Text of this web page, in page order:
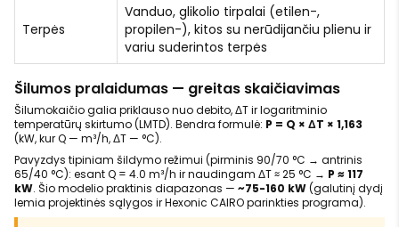
Terpės
Vanduo, glikolio tirpalai (etilen-,
propilen-), kitos su nerūdijančiu plienu ir
variu suderintos terpės
Šilumos pralaidumas — greitas skaičiavimas
Šilumokaičio galia priklauso nuo debito, ΔT ir logaritminio
temperatūrų skirtumo (LMTD). Bendra formulė: P = Q × ΔT × 1,163
(kW, kur Q — m³/h, ΔT — °C).
Pavyzdys tipiniam šildymo režimui (pirminis 90/70 °C → antrinis
65/40 °C): esant Q = 4.0 m³/h ir naudingam ΔT ≈ 25 °C → P ≈ 117
kW. Šio modelio praktinis diapazonas — ~75-160 kW(galutinį dydį
lemia projektinės sąlygos ir Hexonic CAIRO parinkties programa).